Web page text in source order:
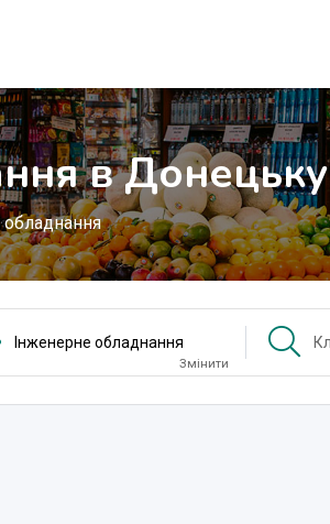
в Донецьку
Інженерне обладнання
Змінити